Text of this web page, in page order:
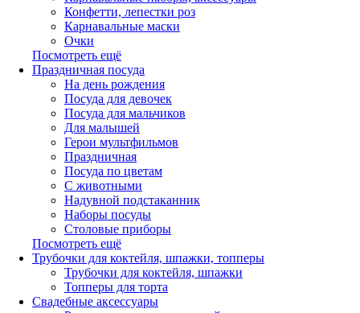
Конфетти, лепестки роз
Карнавальные маски
Очки
Посмотреть ещё
Праздничная посуда
На день рождения
Посуда для девочек
Посуда для мальчиков
Для малышей
Герои мультфильмов
Праздничная
Посуда по цветам
С животными
Надувной подстаканник
Наборы посуды
Столовые приборы
Посмотреть ещё
Трубочки для коктейля, шпажки, топперы
Трубочки для коктейля, шпажки
Топперы для торта
Свадебные аксессуары